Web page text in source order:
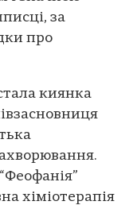
за
про
киянка
хіміотерапія